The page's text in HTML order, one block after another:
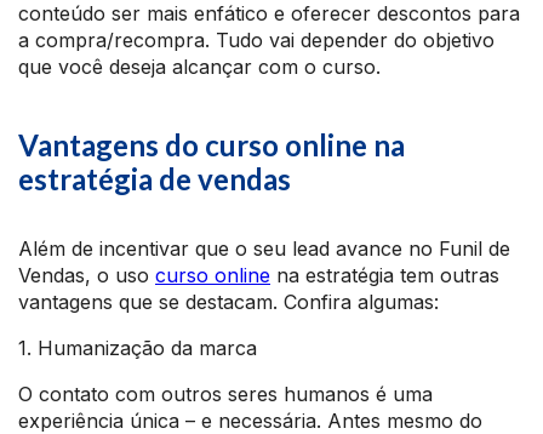
conteúdo ser mais enfático e oferecer descontos para
a compra/recompra. Tudo vai depender do objetivo
que você deseja alcançar com o curso.
Vantagens do curso online na
estratégia de vendas
Além de incentivar que o seu lead avance no Funil de
Vendas, o uso curso online na estratégia tem outras
vantagens que se destacam. Confira algumas:
1. Humanização da marca
O contato com outros seres humanos é uma
experiência única – e necessária. Antes mesmo do